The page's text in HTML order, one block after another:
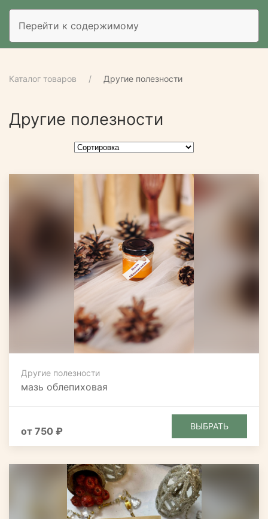
Перейти к содержимому
Каталог товаров Другие полезности
Другие полезности
Другие полезности
мазь облепиховая
от 750 ₽ ВЫБРАТЬ